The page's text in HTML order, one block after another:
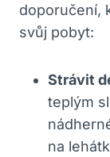
doporučení,
svůj pobyt:
Strávit
teplým
na